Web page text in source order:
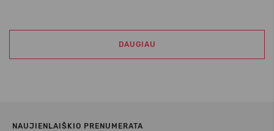
DAUGIAU
NAUJIENLAIŠKIO PRENUMERATA